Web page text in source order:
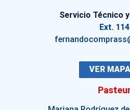
Servicio Técnico
Ext. 114
VER MAPA